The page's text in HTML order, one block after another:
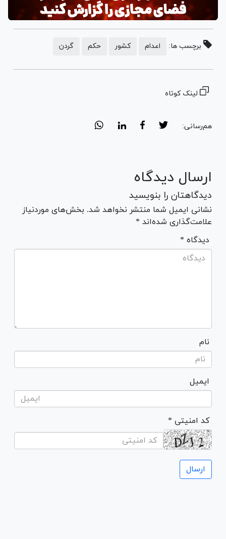
برچسب ها: اعدام کشور حکم گردن
لینک کوتاه
هم‌رسانی:
ارسال دیدگاه
دیدگاهتان را بنویسید
نشانی ایمیل شما منتشر نخواهد شد. بخش‌های موردنیاز
علامت‌گذاری شده‌اند *
* دیدگاه
نام
ایمیل
* کد امنیتی